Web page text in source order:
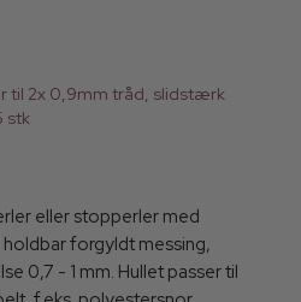
til 2x 0,9mm tråd, slidstærk
stk
eller stopperler med
forgyldt messing,
0,7 - 1 mm. Hullet passer til